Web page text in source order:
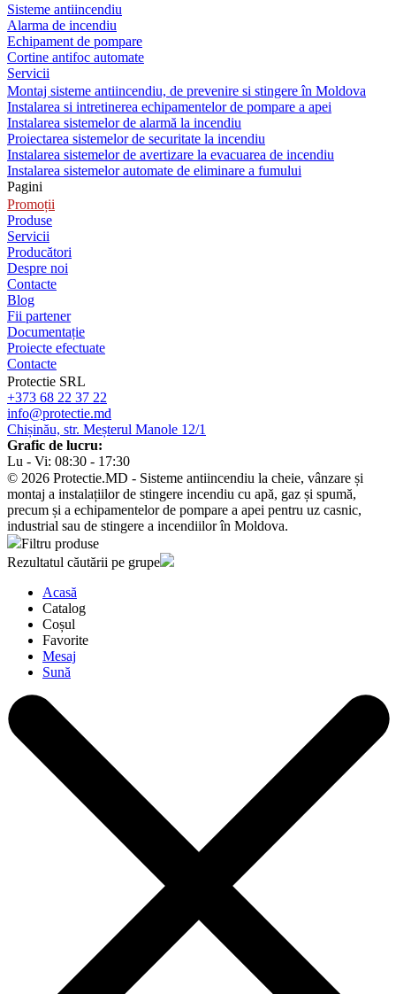
Sisteme antiincendiu
Alarma de incendiu
Echipament de pompare
Cortine antifoc automate
Servicii
Montaj sisteme antiincendiu, de prevenire si stingere în Moldova
Instalarea si intretinerea echipamentelor de pompare a apei
Instalarea sistemelor de alarmă la incendiu
Proiectarea sistemelor de securitate la incendiu
Instalarea sistemelor de avertizare la evacuarea de incendiu
Instalarea sistemelor automate de eliminare a fumului
Pagini
Promoții
Produse
Servicii
Producători
Despre noi
Contacte
Blog
Fii partener
Documentație
Proiecte efectuate
Contacte
Protectie SRL
+373 68 22 37 22
info@protectie.md
Chișinău, str. Meșterul Manole 12/1
Grafic de lucru:
Lu - Vi: 08:30 - 17:30
© 2026 Protectie.MD - Sisteme antiincendiu la cheie, vânzare și
montaj a instalațiilor de stingere incendiu cu apă, gaz și spumă,
precum și a echipamentelor de pompare a apei pentru uz casnic,
industrial sau de stingere a incendiilor în Moldova.
Filtru produse
Rezultatul căutării pe grupe
Acasă
Catalog
Coșul
Favorite
Mesaj
Sună